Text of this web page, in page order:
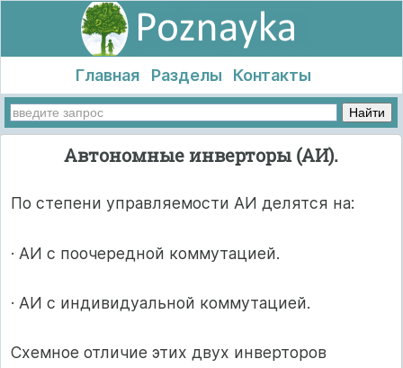
Главная Разделы Контакты
Автономные инверторы (АИ).
По степени управляемости АИ делятся на:
· АИ с поочередной коммутацией.
· АИ с индивидуальной коммутацией.
Схемное отличие этих двух инверторов